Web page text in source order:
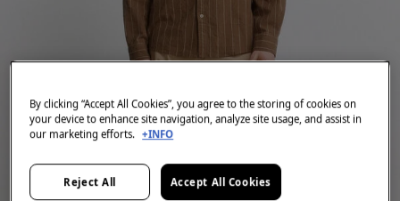
By clicking “Accept All Cookies”, you agree to the storing of cookies on
your device to enhance site navigation, analyze site usage, and assist in
our marketing efforts. +INFO
Reject All Accept All Cookies